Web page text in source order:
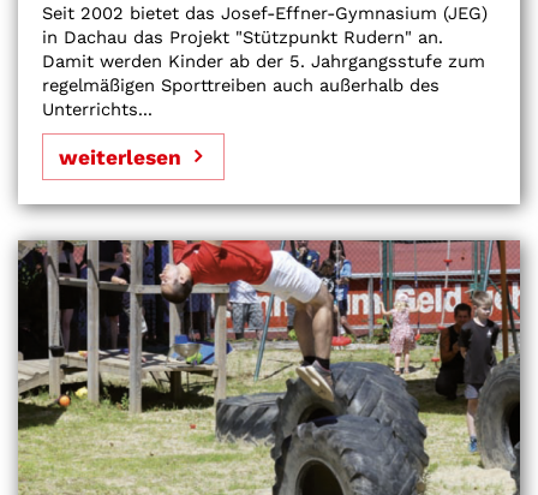
Seit 2002 bietet das Josef-Effner-Gymnasium (JEG)
in Dachau das Projekt "Stützpunkt Rudern" an.
Damit werden Kinder ab der 5. Jahrgangsstufe zum
regelmäßigen Sporttreiben auch außerhalb des
Unterrichts...
weiterlesen